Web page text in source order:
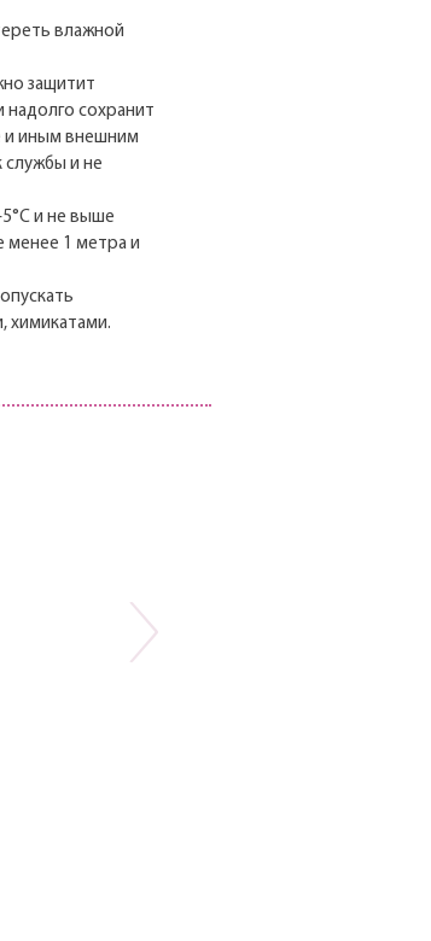
влажной
защитит
надолго сохранит
и иным внешним
службы и не
и не выше
менее 1 метра и
химикатами.